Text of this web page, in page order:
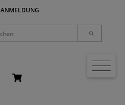
ANMELDUNG